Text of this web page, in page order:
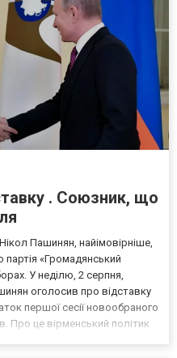
. Союзник, що
Пашинян, найімовірніше,
партія «Громадянський
У неділю, 2 серпня,
оголосив про відставку
першої сесії новообраного
Про це вірменський політик